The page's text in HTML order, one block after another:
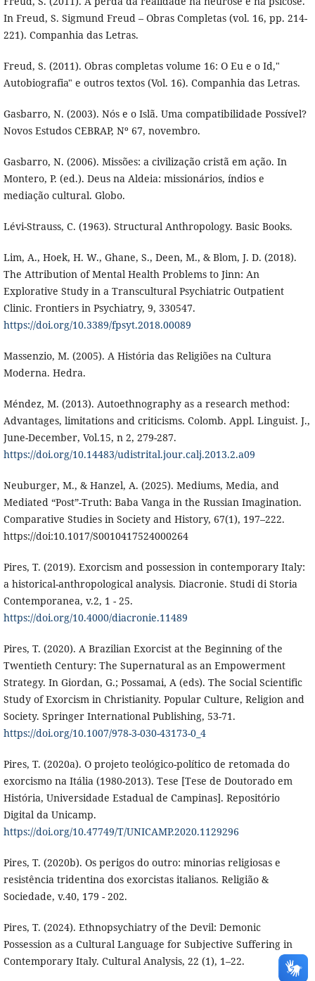
In Freud, S. Sigmund Freud – Obras Completas (vol. 16, pp. 214-
221). Companhia das Letras.
Freud, S. (2011). Obras completas volume 16: O Eu e o Id,"
Autobiografia" e outros textos (Vol. 16). Companhia das Letras.
Gasbarro, N. (2003). Nós e o Islã. Uma compatibilidade Possível?
Novos Estudos CEBRAP, Nº 67, novembro.
Gasbarro, N. (2006). Missões: a civilização cristã em ação. In
Montero, P. (ed.). Deus na Aldeia: missionários, índios e
mediação cultural. Globo.
Lévi-Strauss, C. (1963). Structural Anthropology. Basic Books.
Lim, A., Hoek, H. W., Ghane, S., Deen, M., & Blom, J. D. (2018).
The Attribution of Mental Health Problems to Jinn: An
Explorative Study in a Transcultural Psychiatric Outpatient
Clinic. Frontiers in Psychiatry, 9, 330547.
https://doi.org/10.3389/fpsyt.2018.00089
Massenzio, M. (2005). A História das Religiões na Cultura
Moderna. Hedra.
Méndez, M. (2013). Autoethnography as a research method:
Advantages, limitations and criticisms. Colomb. Appl. Linguist. J.,
June-December, Vol.15, n 2, 279-287.
https://doi.org/10.14483/udistrital.jour.calj.2013.2.a09
Neuburger, M., & Hanzel, A. (2025). Mediums, Media, and
Mediated “Post”-Truth: Baba Vanga in the Russian Imagination.
Comparative Studies in Society and History, 67(1), 197–222.
https://doi:10.1017/S0010417524000264
Pires, T. (2019). Exorcism and possession in contemporary Italy:
a historical-anthropological analysis. Diacronie. Studi di Storia
Contemporanea, v.2, 1 - 25.
https://doi.org/10.4000/diacronie.11489
Pires, T. (2020). A Brazilian Exorcist at the Beginning of the
Twentieth Century: The Supernatural as an Empowerment
Strategy. In Giordan, G.; Possamai, A (eds). The Social Scientific
Study of Exorcism in Christianity. Popular Culture, Religion and
Society. Springer International Publishing, 53-71.
https://doi.org/10.1007/978-3-030-43173-0_4
Pires, T. (2020a). O projeto teológico-político de retomada do
exorcismo na Itália (1980-2013). Tese [Tese de Doutorado em
História, Universidade Estadual de Campinas]. Repositório
Digital da Unicamp.
https://doi.org/10.47749/T/UNICAMP.2020.1129296
Pires, T. (2020b). Os perigos do outro: minorias religiosas e
resistência tridentina dos exorcistas italianos. Religião &
Sociedade, v.40, 179 - 202.
Pires, T. (2024). Ethnopsychiatry of the Devil: Demonic
Possession as a Cultural Language for Subjective Suffering in
Contemporary Italy. Cultural Analysis, 22 (1), 1–22.